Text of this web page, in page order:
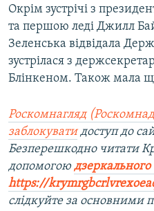
Окрім зустрічі з
та першою леді Джилл
Зеленська відвідала
зустрілася з
Блінкеном. Також мала
Роскомнагляд
заблокуватидоступ до
Безперешкодно читати
допомогою дзеркального
https://
слідкуйте за основними